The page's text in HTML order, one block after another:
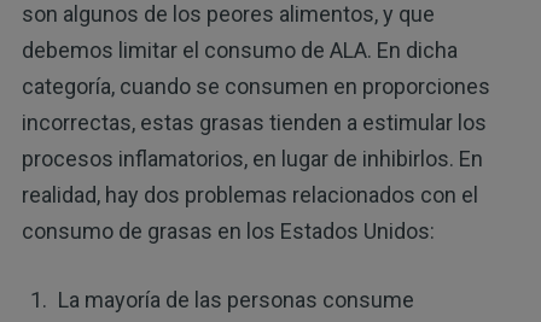
son algunos de los peores alimentos, y que
debemos limitar el consumo de ALA. En dicha
categoría, cuando se consumen en proporciones
incorrectas, estas grasas tienden a estimular los
procesos inflamatorios, en lugar de inhibirlos. En
realidad, hay dos problemas relacionados con el
consumo de grasas en los Estados Unidos:
La mayoría de las personas consume